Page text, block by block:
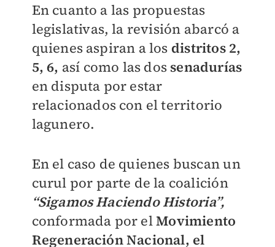
En cuanto a las propuestas
legislativas, la revisión abarcó a
quienes aspiran a los distritos 2,
5, 6, así como las dos senadurías
en disputa por estar
relacionados con el territorio
lagunero.
En el caso de quienes buscan un
curul por parte de la coalición
“Sigamos Haciendo Historia”,
conformada por elMovimiento
Regeneración Nacional, el